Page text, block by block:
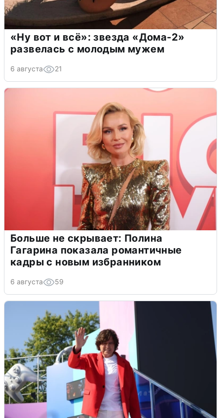
«Ну вот и всё»: звезда «Дома-2»
развелась с молодым мужем
6 августа 21
Больше не скрывает: Полина
Гагарина показала романтичные
кадры с новым избранником
6 августа 59